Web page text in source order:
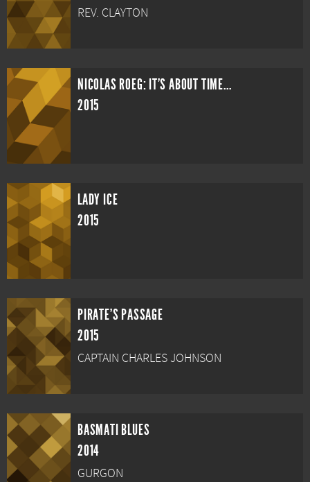
REV. CLAYTON
NICOLAS ROEG: IT'S ABOUT TIME...
2015
LADY ICE
2015
PIRATE'S PASSAGE
2015
CAPTAIN CHARLES JOHNSON
BASMATI BLUES
2014
GURGON